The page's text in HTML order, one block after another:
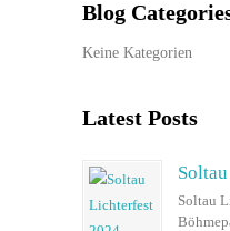
Blog
Keine Kategorien
Latest Posts
Soltau